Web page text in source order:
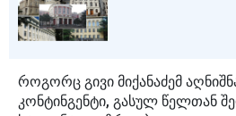
როგორც გივი მიქანაძემ
კონტინგენტი, გასულ წელთან